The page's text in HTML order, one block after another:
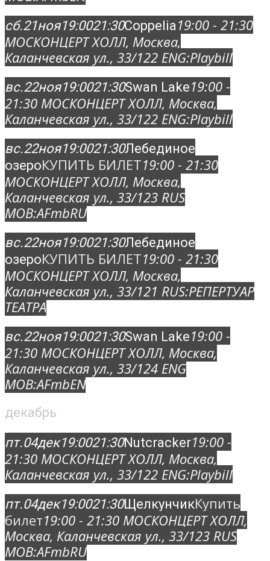
сб.21ноя19:0021:30Coppelia 19:00 - 21:30
МОСКОНЦЕРТ ХОЛЛ, Москва,
Каланчевская ул., 33/122 ENG:Playbill
вс.22ноя19:0021:30Swan Lake19:00 -
21:30 МОСКОНЦЕРТ ХОЛЛ, Москва,
Каланчевская ул., 33/122 ENG:Playbill
вс.22ноя19:0021:30Лебединое
озероКУПИТЬ БИЛЕТ19:00 - 21:30
МОСКОНЦЕРТ ХОЛЛ, Москва,
Каланчевская ул., 33/123 RUS
MOB:AFmbRU
вс.22ноя19:0021:30Лебединое
озероКУПИТЬ БИЛЕТ19:00 - 21:30
МОСКОНЦЕРТ ХОЛЛ, Москва,
Каланчевская ул., 33/121 RUS:РЕПЕРТУАР
ТЕАТРА
вс.22ноя19:0021:30Swan Lake19:00 -
21:30 МОСКОНЦЕРТ ХОЛЛ, Москва,
Каланчевская ул., 33/124 ENG
MOB:AFmbEN
декабрь
пт.04дек19:0021:30Nutcracker19:00 -
21:30 МОСКОНЦЕРТ ХОЛЛ, Москва,
Каланчевская ул., 33/122 ENG:Playbill
пт.04дек19:0021:30ЩелкунчикКупить
билет19:00 - 21:30 МОСКОНЦЕРТ ХОЛЛ,
Москва, Каланчевская ул., 33/123 RUS
MOB:AFmbRU